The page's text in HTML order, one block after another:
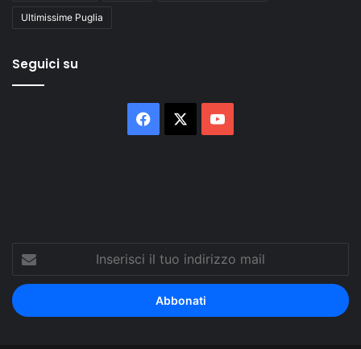
Ultimissime Puglia
Seguici su
Facebook
tuo
indirizzo
mail